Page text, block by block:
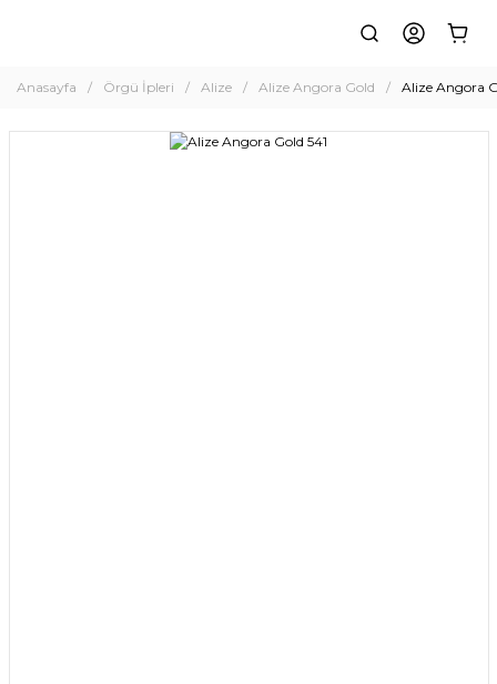
Anasayfa Örgü İpleri Alize Alize Angora Gold Alize Angora